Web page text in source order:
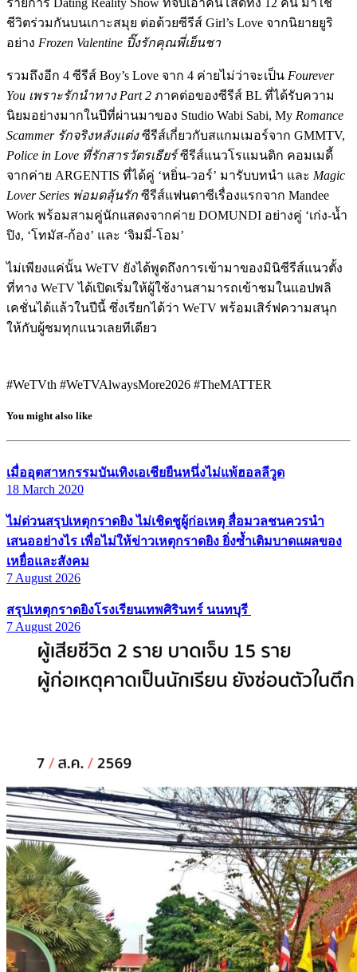
รายการ Dating Reality Show ที่จับเอาคนโสดทั้ง 12 คน มาใช้
ชีวิตร่วมกันบนเกาะสมุย ต่อด้วยซีรีส์ Girl’s Love จากนิยายยูริ
อย่าง Frozen Valentine ปิ๊งรักคุณพี่เย็นชา
รวมถึงอีก 4 ซีรีส์ Boy’s Love จาก 4 ค่ายไม่ว่าจะเป็น Fourever
You เพราะรักนำทาง Part 2 ภาคต่อของซีรีส์ BL ที่ได้รับความ
นิยมอย่างมากในปีที่ผ่านมาของ Studio Wabi Sabi, My Romance
Scammer รักจริงหลังแต่งซีรีส์เกี่ยวกับสแกมเมอร์จาก GMMTV,
Police in Love ที่รักสารวัตรเธียร์ซีรีส์แนวโรแมนติก คอมเมดี้
จากค่าย ARGENTIS ที่ได้คู่ ‘หยิ่น-วอร์’ มารับบทนำ และ Magic
Lover Series พ่อมดลุ้นรัก ซีรีส์แฟนตาซีเรื่องแรกจาก Mandee
Work พร้อมสามคู่นักแสดงจากค่าย DOMUNDI อย่างคู่ ‘เก่ง-น้ำ
ปิง, ‘โทมัส-ก้อง’ และ ‘จิมมี่-โอม’
ไม่เพียงแค่นั้น WeTV ยังได้พูดถึงการเข้ามาของมินิซีรีส์แนวตั้ง
ที่ทาง WeTV ได้เปิดเริ่มให้ผู้ใช้งานสามารถเข้าชมในแอปพลิ
เคชั่นได้แล้วในปีนี้ ซึ่งเรียกได้ว่า WeTV พร้อมเสิร์ฟความสนุก
ให้กับผู้ชมทุกแนวเลยทีเดียว
#WeTVth #WeTVAlwaysMore2026 #TheMATTER
You might also like
เมื่ออุตสาหกรรมบันเทิงเอเชียยืนหนึ่งไม่แพ้ฮอลลีวูด
18 March 2020
ไม่ด่วนสรุปเหตุกราดยิง ไม่เชิดชูผู้ก่อเหตุ สื่อมวลชนควรนำ
เสนออย่างไร เพื่อไม่ให้ข่าวเหตุกราดยิง ยิ่งซ้ำเติมบาดแผลของ
เหยื่อและสังคม
7 August 2026
สรุปเหตุกราดยิงโรงเรียนเทพศิรินทร์ นนทบุรี
7 August 2026